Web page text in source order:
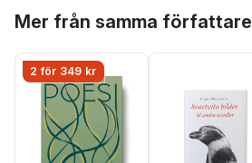
Mer från samma författare
2 för 349 kr